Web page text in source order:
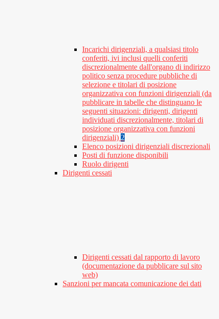
Incarichi dirigenziali, a qualsiasi titolo
conferiti, ivi inclusi quelli conferiti
discrezionalmente dall'organo di indirizzo
politico senza procedure pubbliche di
selezione e titolari di posizione
organizzativa con funzioni dirigenziali (da
pubblicare in tabelle che distinguano le
seguenti situazioni: dirigenti, dirigenti
individuati discrezionalmente, titolari di
posizione organizzativa con funzioni
dirigenziali) 2
Elenco posizioni dirigenziali discrezionali
Posti di funzione disponibili
Ruolo dirigenti
Dirigenti cessati
Dirigenti cessati dal rapporto di lavoro
(documentazione da pubblicare sul sito
web)
Sanzioni per mancata comunicazione dei dati